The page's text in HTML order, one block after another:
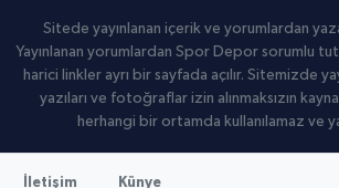
Sitede yayınlanan içerik ve yorumlardan
Yayınlanan yorumlardan Spor Depor sorumlu
harici linkler ayrı bir sayfada açılır. Sitemizde
yazıları ve fotoğraflar izin alınmaksızın
herhangi bir ortamda kullanılamaz ve
İletişim Künye